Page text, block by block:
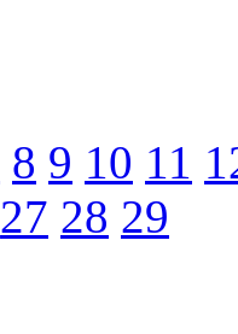
8 9 10 11
27 28 29